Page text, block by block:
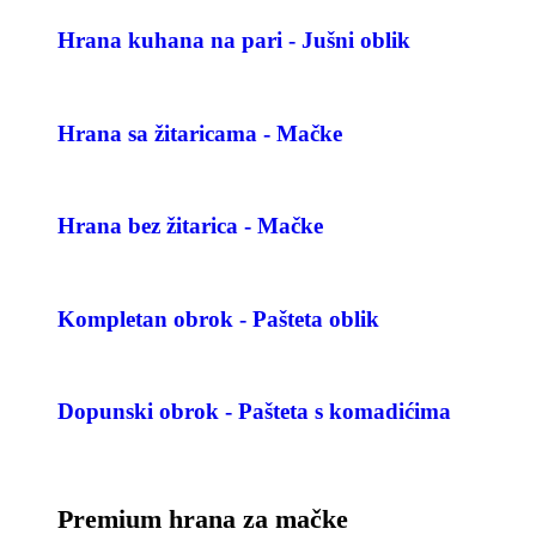
Hrana kuhana na pari - Jušni oblik
Hrana sa žitaricama - Mačke
Hrana bez žitarica - Mačke
Kompletan obrok - Pašteta oblik
Dopunski obrok - Pašteta s komadićima
Premium hrana za mačke